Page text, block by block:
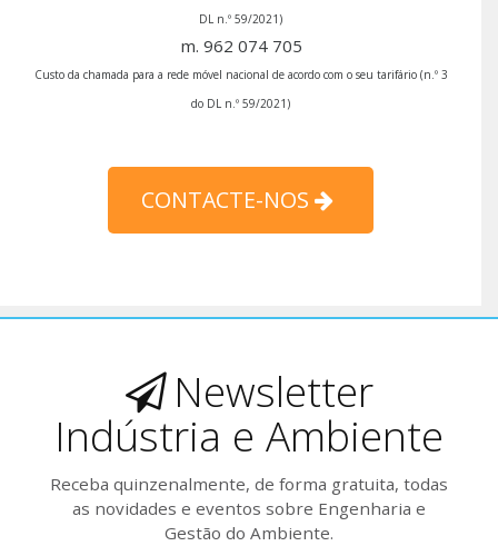
DL n.º 59/2021)
m. 962 074 705
Custo da chamada para a rede móvel nacional de acordo com o seu tarifário (n.º 3
do DL n.º 59/2021)
CONTACTE-NOS
Newsletter
Indústria e Ambiente
Receba quinzenalmente, de forma gratuita, todas
as novidades e eventos sobre Engenharia e
Gestão do Ambiente.